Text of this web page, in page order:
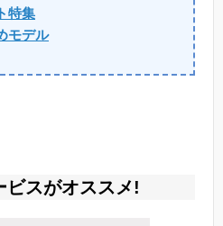
特集
モデル
ビスがオススメ!